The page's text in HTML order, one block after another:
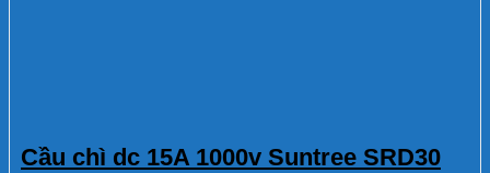
Cầu chì dc 15A 1000v Suntree SRD30